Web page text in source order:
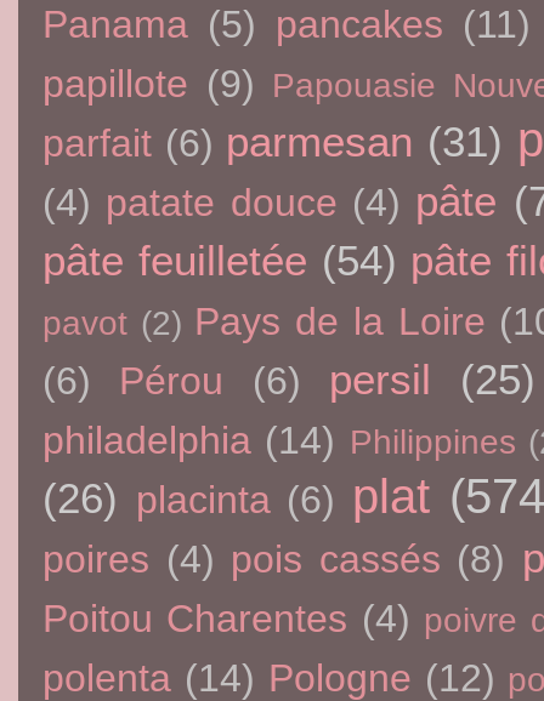
Panama (5) pancakes (11)
papillote (9) Papouasie
parfait (6) parmesan (31)
(4) patate douce (4) pâte
pâte feuilletée (54) pâte
pavot (2) Pays de la Loire
(6)
Pérou (6) persil (25)
philadelphia (14) Philippines
(26) placinta (6) plat
poires (4) pois cassés (8)
Poitou Charentes (4) poivre
polenta (14) Pologne (12)